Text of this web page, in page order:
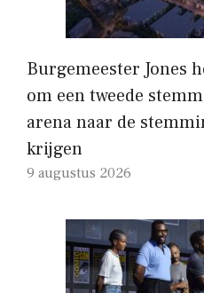
Burgemeester Jones
om een ​​tweede
arena naar de
krijgen
9 augustus 2026